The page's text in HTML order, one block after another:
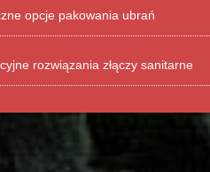
opcje pakowania ubrań
rozwiązania złączy sanitarne